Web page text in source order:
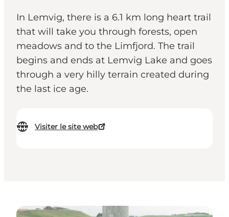
In Lemvig, there is a 6.1 km long heart trail
that will take you through forests, open
meadows and to the Limfjord. The trail
begins and ends at Lemvig Lake and goes
through a very hilly terrain created during
the last ice age.
Visiter le site web